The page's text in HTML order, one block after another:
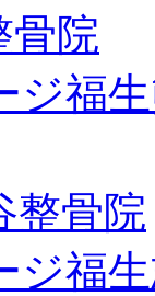
骨院
ジ福
整骨院
ジ福